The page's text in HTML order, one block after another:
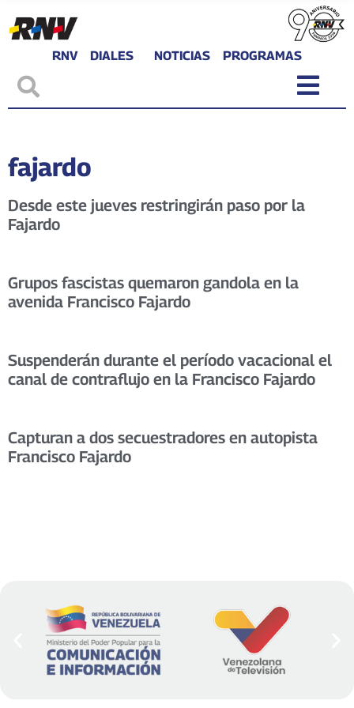
RNV DIALES NOTICIAS PROGRAMAS
fajardo
Desde este jueves restringirán paso por la
Fajardo
Grupos fascistas quemaron gandola en la
avenida Francisco Fajardo
Suspenderán durante el período vacacional el
canal de contraflujo en la Francisco Fajardo
Capturan a dos secuestradores en autopista
Francisco Fajardo